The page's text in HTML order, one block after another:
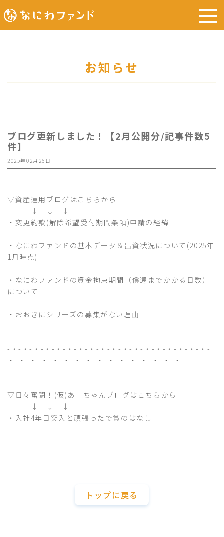
お知らせ
ブログ更新しました！【2月公開分/記事件数5
件】
2025年02月26日
▽資産運用ブログはこちらから
↓ ↓ ↓
・ 変更約款(解除希望受付期間条項)申請の経緯
・ なにわファンドの基本データ＆出資状況について(2025年
1月時点)
・ なにわファンドの資金拘束期間（償還までかかる日数）
について
・ おおきにシリーズの募集がない理由
-・-・-・-・-・-・-・-・-・-・-・-・-・-・-・-・-・-・-
・-・-・-・-・-・-・-・-・-・-・-・-・-・-・-・
▽日々奮闘！(仮)あーちゃんブログはこちらから
↓ ↓ ↓
・ 入社4年目突入と頑張ったで賞のはなし
トップに戻る